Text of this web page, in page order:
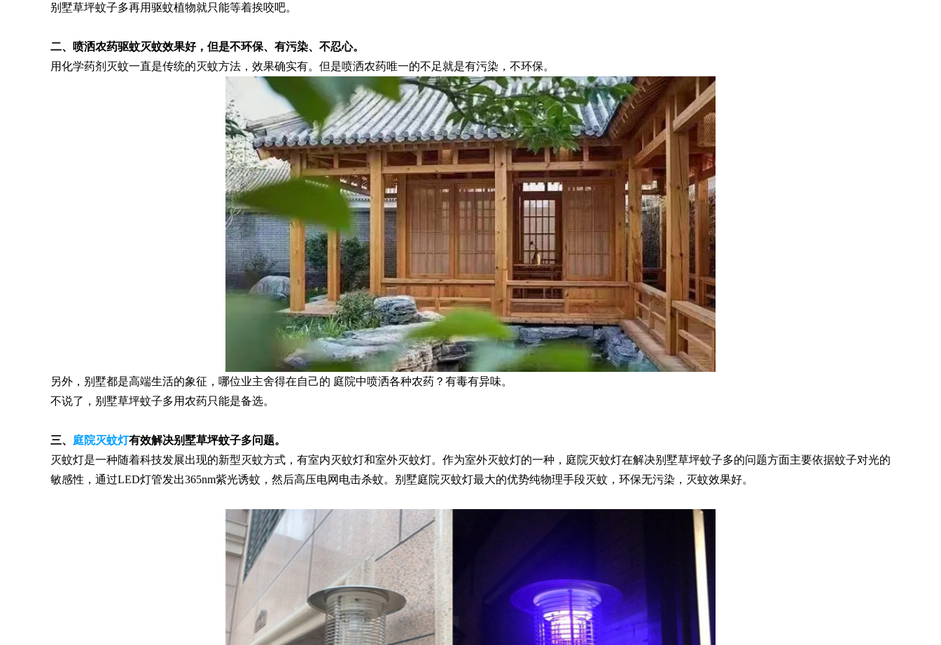
别墅草坪蚊子多再用驱蚊植物就只能等着挨咬吧。
二、喷洒农药驱蚊灭蚊效果好，但是不环保、有污染、不忍心。
用化学药剂灭蚊一直是传统的灭蚊方法，效果确实有。但是喷洒农药唯一的不足就是有污染，不环保。
另外，别墅都是高端生活的象征，哪位业主舍得在自己的 庭院中喷洒各种农药？有毒有异味。
不说了，别墅草坪蚊子多用农药只能是备选。
三、 庭院灭蚊灯有效解决别墅草坪蚊子多问题。
灭蚊灯是一种随着科技发展出现的新型灭蚊方式，有室内灭蚊灯和室外灭蚊灯。作为室外灭蚊灯的一种，庭院灭蚊灯在解决别墅草坪蚊子多的问题方面主要依据蚊子对光的
敏感性，通过LED灯管发出365nm紫光诱蚊，然后高压电网电击杀蚊。别墅庭院灭蚊灯最大的优势纯物理手段灭蚊，环保无污染，灭蚊效果好。